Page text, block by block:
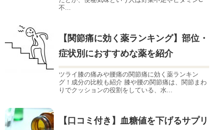
不...
【関節痛に効く薬ランキング】部位・
症状別におすすめな薬を紹介
ツライ膝の痛みや腰痛の関節痛に効く薬ランキン
グ！成分の比較も紹介 膝や腰の関節痛は、関節まわ
りでクッションの役割をしている、水...
【口コミ付き】血糖値を下げるサプリ